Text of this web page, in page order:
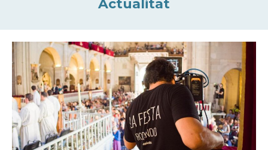
Actualitat